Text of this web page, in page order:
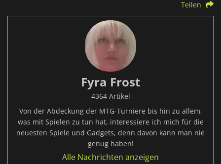
Teilen
Fyra Frost
4364 Artikel
Von der Abdeckung der MTG-Turniere bis hin zu allem,
was mit Spielen zu tun hat, interessiere ich mich für die
neuesten Spiele und Gadgets, denn davon kann man nie
genug haben!
Alle Nachrichten anzeigen